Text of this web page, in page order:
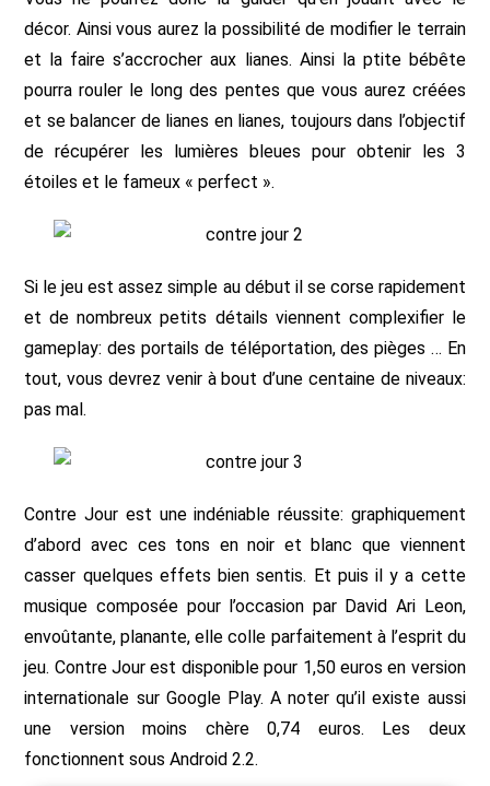
décor. Ainsi vous aurez la possibilité de modifier le terrain
et la faire s’accrocher aux lianes. Ainsi la ptite bébête
pourra rouler le long des pentes que vous aurez créées
et se balancer de lianes en lianes, toujours dans l’objectif
de récupérer les lumières bleues pour obtenir les 3
étoiles et le fameux « perfect ».
Si le jeu est assez simple au début il se corse rapidement
et de nombreux petits détails viennent complexifier le
gameplay: des portails de téléportation, des pièges … En
tout, vous devrez venir à bout d’une centaine de niveaux:
pas mal.
Contre Jour est une indéniable réussite: graphiquement
d’abord avec ces tons en noir et blanc que viennent
casser quelques effets bien sentis. Et puis il y a cette
musique composée pour l’occasion par David Ari Leon,
envoûtante, planante, elle colle parfaitement à l’esprit du
jeu. Contre Jour est disponible pour 1,50 euros en version
internationale sur Google Play. A noter qu’il existe aussi
une version moins chère 0,74 euros. Les deux
fonctionnent sous Android 2.2.